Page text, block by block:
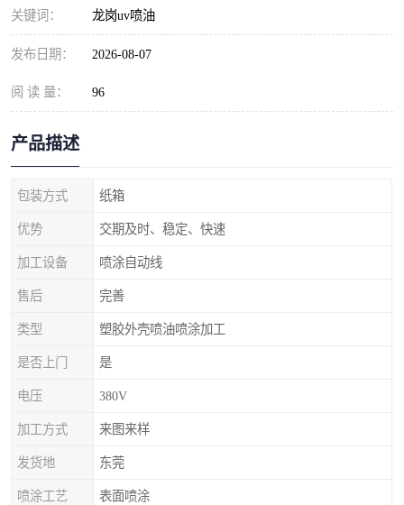
关键词： 龙岗uv喷油
发布日期： 2026-08-07
阅 读 量： 96
产品描述
包装方式 纸箱
优势 交期及时、稳定、快速
加工设备 喷涂自动线
售后 完善
类型 塑胶外壳喷油喷涂加工
是否上门 是
电压 380V
加工方式 来图来样
发货地 东莞
喷涂工艺 表面喷涂